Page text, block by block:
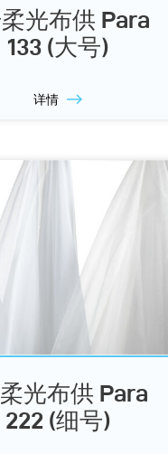
光布供 Para
133 (大号)
详情
光布供 Para
222 (细号)